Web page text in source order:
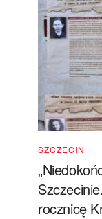
SZCZECIN
rocznicę